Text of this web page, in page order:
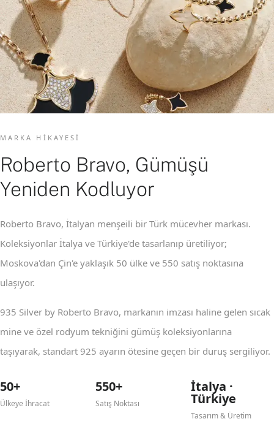
MARKA HIKAYESI
Roberto Bravo, Gümüşü
Yeniden Kodluyor
Roberto Bravo, İtalyan menşeili bir Türk mücevher markası.
Koleksiyonlar İtalya ve Türkiye'de tasarlanıp üretiliyor;
Moskova'dan Çin'e yaklaşık 50 ülke ve 550 satış noktasına
ulaşıyor.
935 Silver by Roberto Bravo, markanın imzası haline gelen sıcak
mine ve özel rodyum tekniğini gümüş koleksiyonlarına
taşıyarak, standart 925 ayarın ötesine geçen bir duruş sergiliyor.
50+
Ülkeye İhracat
550+
Satış Noktası
İtalya ·
Türkiye
Tasarım & Üretim